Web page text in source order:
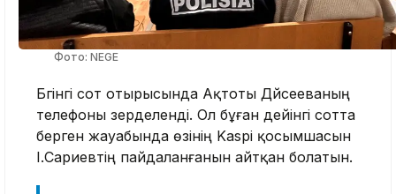
Фото: NEGE
Бүгінгі сот отырысында Ақтоты Дүйсееваның
телефоны зерделенді. Ол бұған дейінгі сотта
берген жауабында өзінің Kaspi қосымшасын
І.Сариевтің пайдаланғанын айтқан болатын.